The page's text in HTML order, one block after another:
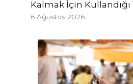
Kalmak İçin Kullandığı
6 Ağustos 2026